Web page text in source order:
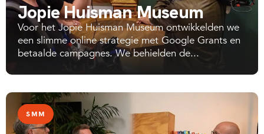
Jopie Huisman Museum
Voor het Jopie Huisman Museum ontwikkelden we
een slimme online strategie met Google Grants en
betaalde campagnes. We behielden de...
SMM